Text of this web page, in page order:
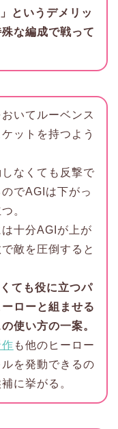
というデメリッ
な編成で戦って
おいてルーベンス
ットを持つよう
なくても反撃で
でAGIは下がっ
。
十分AGIが上が
敵を圧倒すると
ても役に立つパ
ローと組ませる
使い方の一案。
も他のヒーロー
を発動できるの
に挙がる。